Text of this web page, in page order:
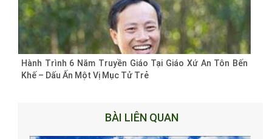
Hành Trình 6 Năm Truyền Giáo Tại Giáo Xứ An Tôn Bến
Khế – Dấu Ấn Một Vị Mục Tử Trẻ
BÀI LIÊN QUAN